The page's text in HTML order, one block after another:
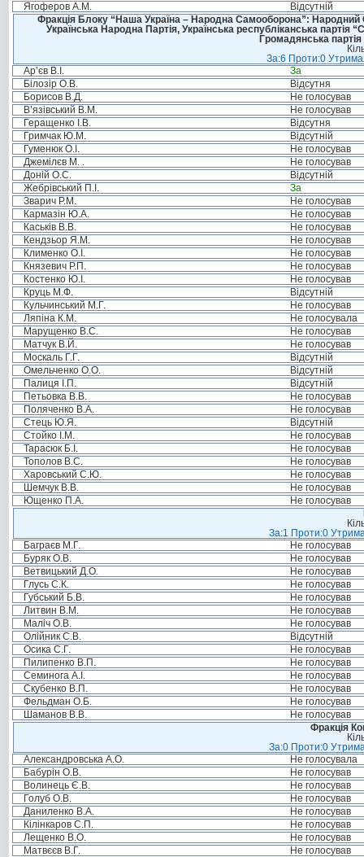
Ягоферов А.М.
Відсутній
Фракція Блоку “Наша Україна – Народна Самооборона”: Народний
Українська Народна Партія, Українська республіканська
Громадянська
За:6 Проти:0
Ар’єв В.І.
За
Білозір О.В.
Відсутня
Борисов В.Д.
Не голосував
В’язівський В.М.
Не голосував
Геращенко І.В.
Відсутня
Гримчак Ю.М.
Відсутній
Гуменюк О.І.
Не голосував
Джемілєв М. .
Не голосував
Доній О.С.
Відсутній
Жебрівський П.І.
За
Зварич Р.М.
Не голосував
Кармазін Ю.А.
Не голосував
Каськів В.В.
Не голосував
Кендзьор Я.М.
Не голосував
Клименко О.І.
Не голосував
Князевич Р.П.
Не голосував
Костенко Ю.І.
Не голосував
Круць М.Ф.
Відсутній
Кульчинський М.Г.
Не голосував
Ляпіна К.М.
Не голосувала
Марущенко В.С.
Не голосував
Матчук В.Й.
Не голосував
Москаль Г.Г.
Відсутній
Омельченко О.О.
Відсутній
Палиця І.П.
Відсутній
Петьовка В.В.
Не голосував
Поляченко В.А.
Не голосував
Стець Ю.Я.
Відсутній
Стойко І.М.
Не голосував
Тарасюк Б.І.
Не голосував
Тополов В.С.
Не голосував
Харовський С.Ю.
Не голосував
Шемчук В.В.
Не голосував
Ющенко П.А.
Не голосував
За:1 Проти:0
Баграєв М.Г.
Не голосував
Буряк О.В.
Не голосував
Ветвицький Д.О.
Не голосував
Глусь С.К.
Не голосував
Губський Б.В.
Не голосував
Литвин В.М.
Не голосував
Маліч О.В.
Не голосував
Олійник С.В.
Відсутній
Осика С.Г.
Не голосував
Пилипенко В.П.
Не голосував
Семинога А.І.
Не голосував
Скубенко В.П.
Не голосував
Фельдман О.Б.
Не голосував
Шаманов В.В.
Не голосував
Фракція
За:0 Проти:0
Александровська А.О.
Не голосувала
Бабурін О.В.
Не голосував
Волинець Є.В.
Не голосував
Голуб О.В.
Не голосував
Даниленко В.А.
Не голосував
Кілінкаров С.П.
Не голосував
Лещенко В.О.
Не голосував
Матвєєв В.Г.
Не голосував